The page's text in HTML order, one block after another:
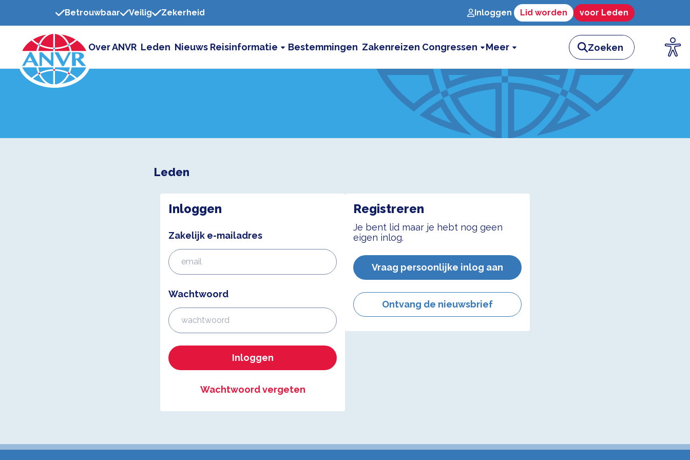
Betrouwbaar Veilig Zekerheid Inloggen Lid worden voor Leden
Over ANVR Leden Nieuws Reisinformatie Bestemmingen Zakenreizen Congressen Meer
Leden
Inloggen
Zakelijk e-mailadres
Wachtwoord
Inloggen
Wachtwoord vergeten
Registreren
Je bent lid maar je hebt nog geen
eigen inlog.
Vraag persoonlijke inlog aan
Ontvang de nieuwsbrief